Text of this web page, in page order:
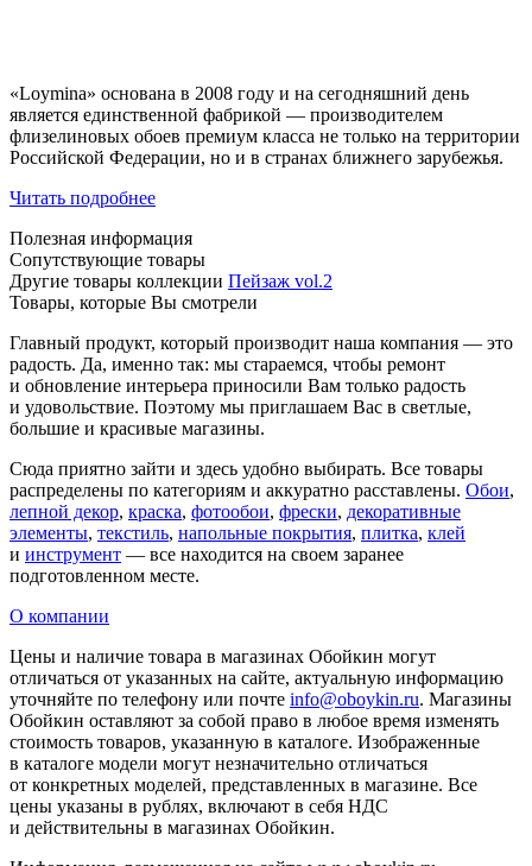
«Loymina» основана в 2008 году и на сегодняшний день
является единственной фабрикой — производителем
флизелиновых обоев премиум класса не только на территории
Российской Федерации, но и в странах ближнего зарубежья.
Читать подробнее
Полезная информация
Сопутствующие товары
Другие товары коллекции Пейзаж vol.2
Товары, которые Вы смотрели
Главный продукт, который производит наша компания — это
радость. Да, именно так: мы стараемся, чтобы ремонт
и обновление интерьера приносили Вам только радость
и удовольствие. Поэтому мы приглашаем Вас в светлые,
большие и красивые магазины.
Сюда приятно зайти и здесь удобно выбирать. Все товары
распределены по категориям и аккуратно расставлены. Обои,
лепной декор, краска, фотообои, фрески, декоративные
элементы, текстиль, напольные покрытия, плитка, клей
и инструмент — все находится на своем заранее
подготовленном месте.
О компании
Цены и наличие товара в магазинах Обойкин могут
отличаться от указанных на сайте, актуальную информацию
уточняйте по телефону или почте info@oboykin.ru. Магазины
Обойкин оставляют за собой право в любое время изменять
стоимость товаров, указанную в каталоге. Изображенные
в каталоге модели могут незначительно отличаться
от конкретных моделей, представленных в магазине. Все
цены указаны в рублях, включают в себя НДС
и действительны в магазинах Обойкин.